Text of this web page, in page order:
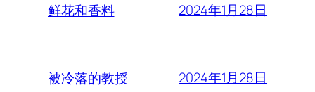
鲜花和香料 2024年1月28日
被冷落的教授 2024年1月28日